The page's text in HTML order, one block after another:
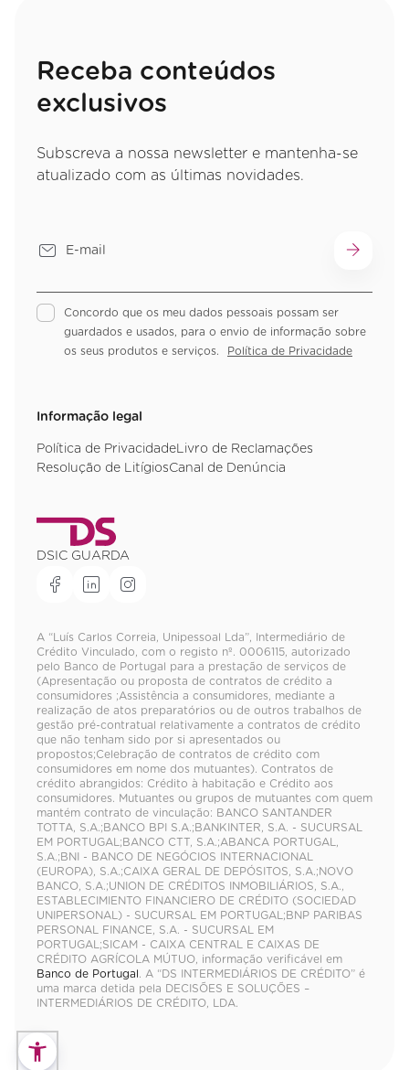
Receba conteúdos
exclusivos
Subscreva a nossa newsletter e mantenha-se
atualizado com as últimas novidades.
Concordo que os meu dados pessoais possam ser
guardados e usados, para o envio de informação sobre
os seus produtos e serviços.
Política de Privacidade
Informação legal
Política de PrivacidadeLivro de Reclamações
Resolução de LitígiosCanal de Denúncia
DSIC GUARDA
A “Luís Carlos Correia, Unipessoal Lda”, Intermediário de
Crédito Vinculado, com o registo nº. 0006115, autorizado
pelo Banco de Portugal para a prestação de serviços de
(Apresentação ou proposta de contratos de crédito a
consumidores ;Assistência a consumidores, mediante a
realização de atos preparatórios ou de outros trabalhos de
gestão pré-contratual relativamente a contratos de crédito
que não tenham sido por si apresentados ou
propostos;Celebração de contratos de crédito com
consumidores em nome dos mutuantes). Contratos de
crédito abrangidos: Crédito à habitação e Crédito aos
consumidores. Mutuantes ou grupos de mutuantes com quem
mantém contrato de vinculação: BANCO SANTANDER
TOTTA, S.A.;BANCO BPI S.A.;BANKINTER, S.A. - SUCURSAL
EM PORTUGAL;BANCO CTT, S.A.;ABANCA PORTUGAL,
S.A.;BNI - BANCO DE NEGÓCIOS INTERNACIONAL
(EUROPA), S.A.;CAIXA GERAL DE DEPÓSITOS, S.A.;NOVO
BANCO, S.A.;UNION DE CRÉDITOS INMOBILIÁRIOS, S.A.,
ESTABLECIMIENTO FINANCIERO DE CRÉDITO (SOCIEDAD
UNIPERSONAL) - SUCURSAL EM PORTUGAL;BNP PARIBAS
PERSONAL FINANCE, S.A. - SUCURSAL EM
PORTUGAL;SICAM - CAIXA CENTRAL E CAIXAS DE
CRÉDITO AGRÍCOLA MÚTUO, informação verificável em
Banco de Portugal. A “DS INTERMEDIÁRIOS DE CRÉDITO” é
uma marca detida pela DECISÕES E SOLUÇÕES –
INTERMEDIÁRIOS DE CRÉDITO, LDA.